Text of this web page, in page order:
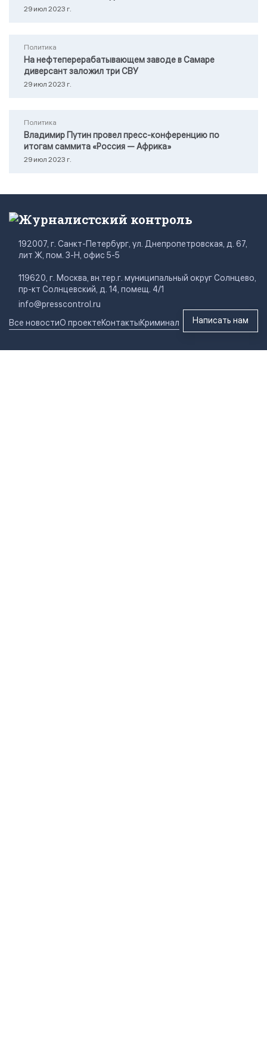
29 июл 2023 г.
Политика
На нефтеперерабатывающем заводе в Самаре
диверсант заложил три СВУ
29 июл 2023 г.
Политика
Владимир Путин провел пресс-конференцию по
итогам саммита «Россия — Африка»
29 июл 2023 г.
Журналистский контроль
192007, г. Санкт-Петербург, ул. Днепропетровская, д. 67,
лит Ж, пом. 3-Н, офис 5-5
119620, г. Москва, вн.тер.г. муниципальный округ Солнцево,
пр-кт Солнцевский, д. 14, помещ. 4/1
info@presscontrol.ru
Все новостиО проектеКонтактыКриминал Написать нам